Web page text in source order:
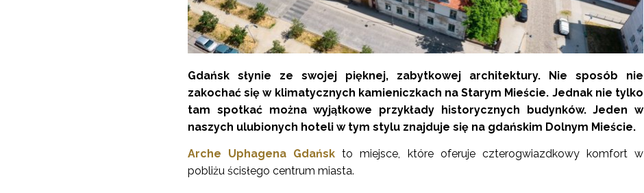
Gdańsk słynie ze swojej pięknej, zabytkowej architektury. Nie sposób nie
zakochać się w klimatycznych kamieniczkach na Starym Mieście. Jednak nie tylko
tam spotkać można wyjątkowe przykłady historycznych budynków. Jeden w
naszych ulubionych hoteli w tym stylu znajduje się na gdańskim Dolnym Mieście.
Arche Uphagena Gdańsk to miejsce, które oferuje czterogwiazdkowy komfort w
pobliżu ścisłego centrum miasta.